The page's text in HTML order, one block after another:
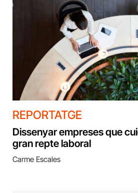
REPORTATGE
Dissenyar empreses que
gran repte laboral
Carme Escales